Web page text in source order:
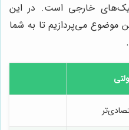
خارجی است. در این
موضوع می‌پردازیم تا به شما